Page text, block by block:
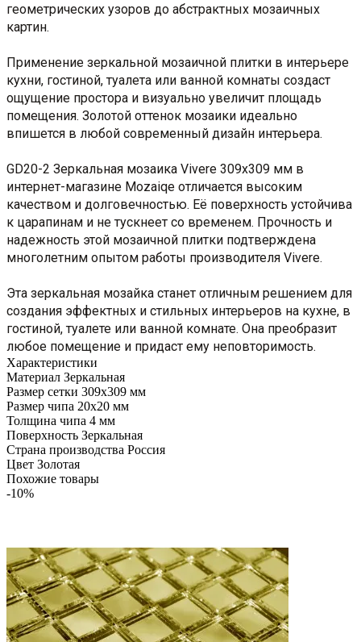
геометрических узоров до абстрактных мозаичных
картин.
Применение зеркальной мозаичной плитки в интерьере
кухни, гостиной, туалета или ванной комнаты создаст
ощущение простора и визуально увеличит площадь
помещения. Золотой оттенок мозаики идеально
впишется в любой современный дизайн интерьера.
GD20-2 Зеркальная мозаика Vivere 309x309 мм в
интернет-магазине Mozaiqe отличается высоким
качеством и долговечностью. Её поверхность устойчива
к царапинам и не тускнеет со временем. Прочность и
надежность этой мозаичной плитки подтверждена
многолетним опытом работы производителя Vivere.
Эта зеркальная мозайка станет отличным решением для
создания эффектных и стильных интерьеров на кухне, в
гостиной, туалете или ванной комнате. Она преобразит
любое помещение и придаст ему неповторимость.
Характеристики
Материал Зеркальная
Размер сетки 309x309 мм
Размер чипа 20x20 мм
Толщина чипа 4 мм
Поверхность Зеркальная
Страна производства Россия
Цвет Золотая
Похожие товары
-10%